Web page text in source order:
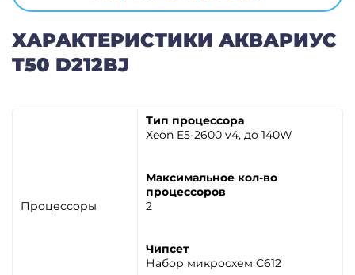
ХАРАКТЕРИСТИКИ АКВАРИУС
T50 D212BJ
Процессоры
Тип процессора
Xeon E5-2600 v4, до 140W
Максимальное кол-во
процессоров
2
Чипсет
Набор микросхем C612